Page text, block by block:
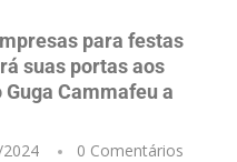
para festas
suas portas aos
Cammafeu a
0 Comentários